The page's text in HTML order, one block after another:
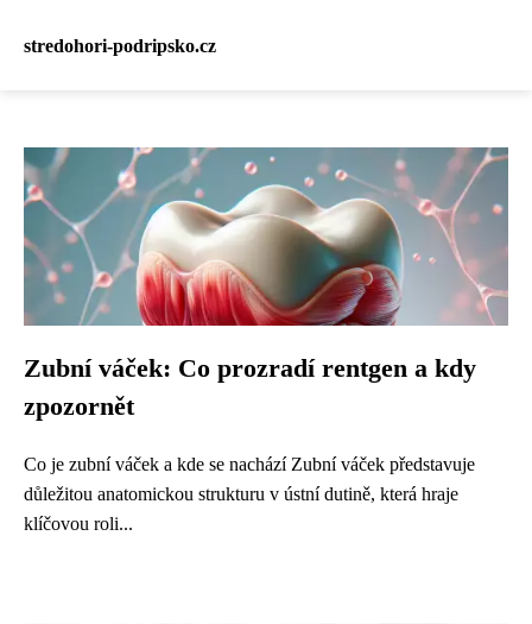
stredohori-podripsko.cz
Zubní váček: Co prozradí rentgen a kdy
zpozornět
Co je zubní váček a kde se nachází Zubní váček představuje
důležitou anatomickou strukturu v ústní dutině, která hraje
klíčovou roli...